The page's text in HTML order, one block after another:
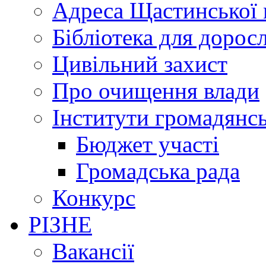
Адреса Щастинської
Бібліотека для
Цивільний захист
Про очищення влади
Інститути
Бюджет участі
Громадська рада
Конкурс
РІЗНЕ
Вакансії